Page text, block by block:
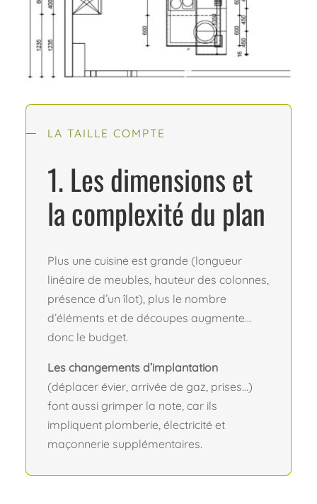
LA TAILLE COMPTE
1. Les dimensions et
la complexité du plan
Plus une cuisine est grande (longueur
linéaire de meubles, hauteur des colonnes,
présence d’un îlot), plus le nombre
d’éléments et de découpes augmente…
donc le budget.
Les changements d’implantation
(déplacer évier, arrivée de gaz, prises…)
font aussi grimper la note, car ils
impliquent plomberie, électricité et
maçonnerie supplémentaires.